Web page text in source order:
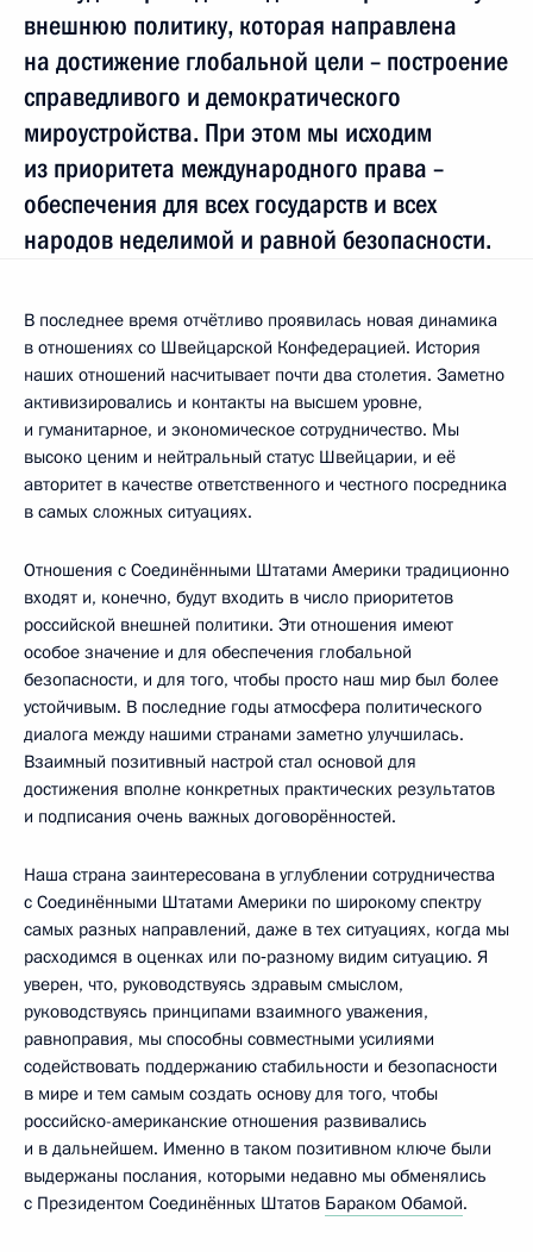
внешнюю политику, которая направлена
на достижение глобальной цели – построение
справедливого и демократического
мироустройства. При этом мы исходим
из приоритета международного права –
обеспечения для всех государств и всех
народов неделимой и равной безопасности.
В последнее время отчётливо проявилась новая динамика
в отношениях со Швейцарской Конфедерацией. История
наших отношений насчитывает почти два столетия. Заметно
активизировались и контакты на высшем уровне,
и гуманитарное, и экономическое сотрудничество. Мы
высоко ценим и нейтральный статус Швейцарии, и её
авторитет в качестве ответственного и честного посредника
в самых сложных ситуациях.
Отношения с Соединёнными Штатами Америки традиционно
входят и, конечно, будут входить в число приоритетов
российской внешней политики. Эти отношения имеют
особое значение и для обеспечения глобальной
безопасности, и для того, чтобы просто наш мир был более
устойчивым. В последние годы атмосфера политического
диалога между нашими странами заметно улучшилась.
Взаимный позитивный настрой стал основой для
достижения вполне конкретных практических результатов
и подписания очень важных договорённостей.
Наша страна заинтересована в углублении сотрудничества
с Соединёнными Штатами Америки по широкому спектру
самых разных направлений, даже в тех ситуациях, когда мы
расходимся в оценках или по‑разному видим ситуацию. Я
уверен, что, руководствуясь здравым смыслом,
руководствуясь принципами взаимного уважения,
равноправия, мы способны совместными усилиями
содействовать поддержанию стабильности и безопасности
в мире и тем самым создать основу для того, чтобы
российско-американские отношения развивались
и в дальнейшем. Именно в таком позитивном ключе были
выдержаны послания, которыми недавно мы обменялись
с Президентом Соединённых Штатов Бараком Обамой.